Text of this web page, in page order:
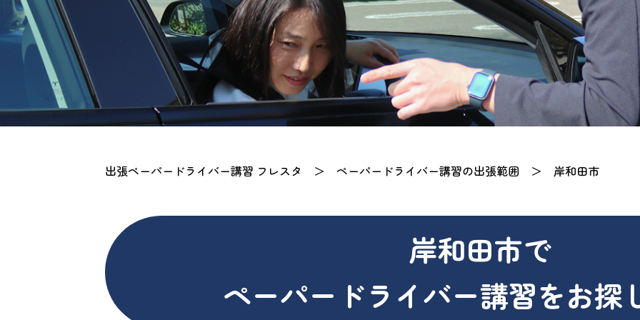
出張ペーパードライバー講習 フレスタ ＞ ペーパードライバー講習の出張範囲 ＞ 岸和田市
岸和田市で
ペーパードライバー講習をお探